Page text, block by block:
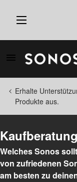
Erhalte
Produkte aus.
Kaufberatung
Welches Sonos
von zufriedenen
am besten zu